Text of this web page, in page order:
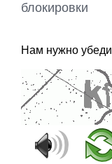
блокировки
Нам нужно